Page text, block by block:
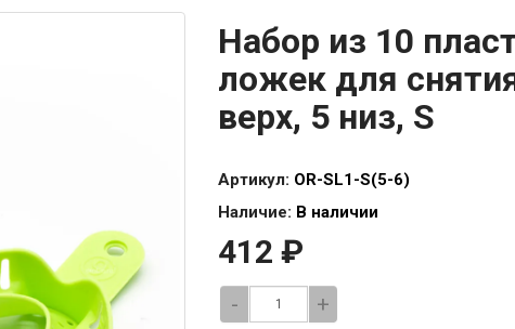
Набор из 10
ложек для
верх, 5 низ, S
Артикул: OR-SL1-S(5-6)
Наличие: В наличии
412 ₽
- +